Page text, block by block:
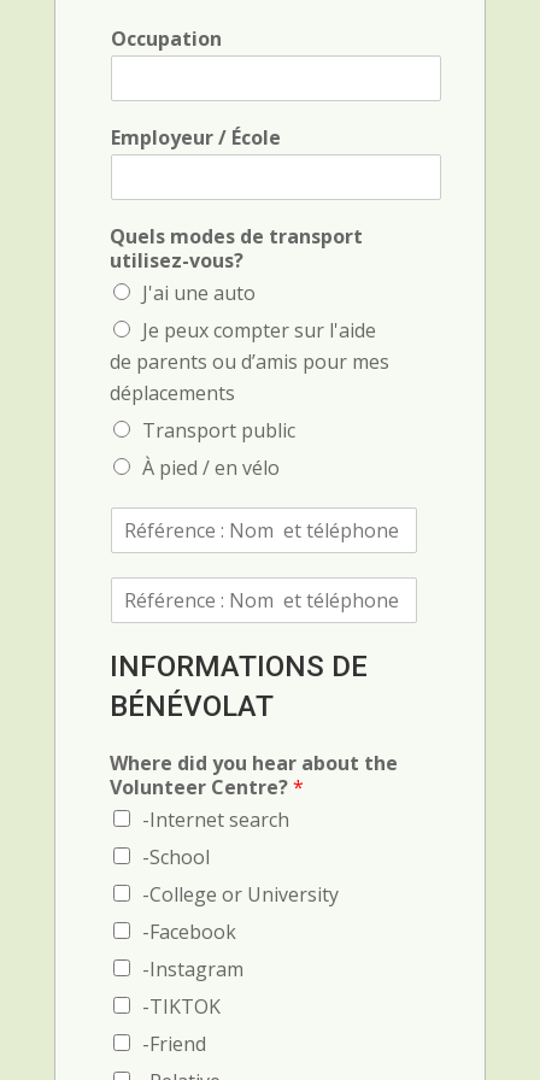
*
*
Occupation
Employeur / École
Quels modes de transport
utilisez-vous?
J'ai une auto
Je peux compter sur l'aide
de parents ou d’amis pour mes
déplacements
Transport public
À pied / en vélo
n
e
(
N
o
m
e
t
t
é
é
p
o
n
é
r
e
c
e
(
N
o
e
t
é
l
é
p
h
INFORMATIONS DE
BÉNÉVOLAT
Where did you hear about the
Volunteer Centre?*
-Internet search
-School
-College or University
-Facebook
-Instagram
-TIKTOK
-Friend